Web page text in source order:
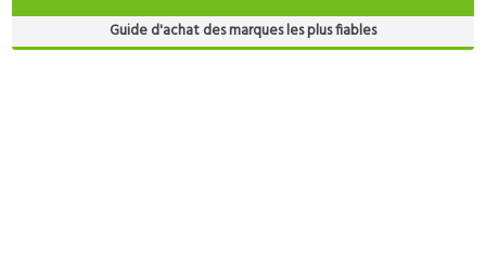
Guide d'achat des marques les plus fiables